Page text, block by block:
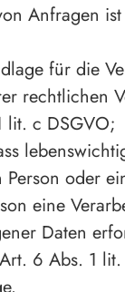
Anfragen
für die
rechtlichen
lit. c DSGVO;
oder
eine
Daten
6 Abs. 1